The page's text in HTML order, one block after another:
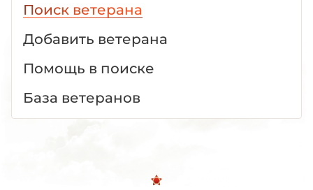
Поиск ветерана
Добавить ветерана
Помощь в поиске
База ветеранов